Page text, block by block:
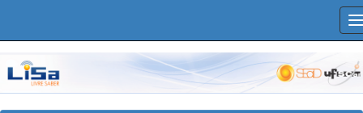
navigation